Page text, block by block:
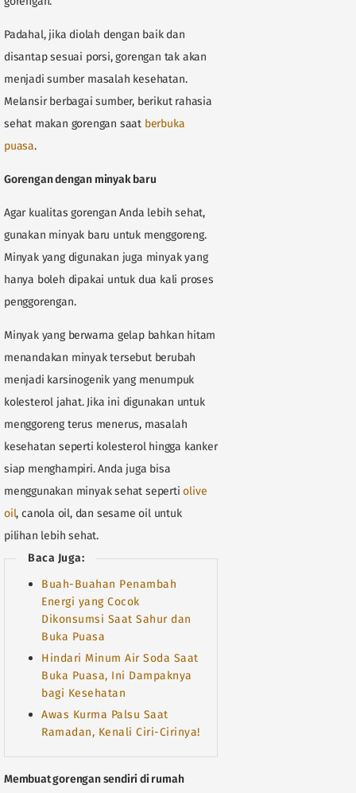
Padahal, jika diolah dengan baik dan
disantap sesuai porsi, gorengan tak akan
menjadi sumber masalah kesehatan.
Melansir berbagai sumber, berikut rahasia
sehat makan gorengan saat berbuka
puasa.
Gorengan dengan minyak baru
Agar kualitas gorengan Anda lebih sehat,
gunakan minyak baru untuk menggoreng.
Minyak yang digunakan juga minyak yang
hanya boleh dipakai untuk dua kali proses
penggorengan.
Minyak yang berwarna gelap bahkan hitam
menandakan minyak tersebut berubah
menjadi karsinogenik yang menumpuk
kolesterol jahat. Jika ini digunakan untuk
menggoreng terus menerus, masalah
kesehatan seperti kolesterol hingga kanker
siap menghampiri. Anda juga bisa
menggunakan minyak sehat sepertiolive
oil, canola oil, dan sesame oil untuk
pilihan lebih sehat.
Baca Juga:
Buah-Buahan Penambah
Energi yang Cocok
Dikonsumsi Saat Sahur dan
Buka Puasa
Hindari Minum Air Soda Saat
Buka Puasa, Ini Dampaknya
bagi Kesehatan
Awas Kurma Palsu Saat
Ramadan, Kenali Ciri-Cirinya!
Membuat gorengan sendiri di rumah